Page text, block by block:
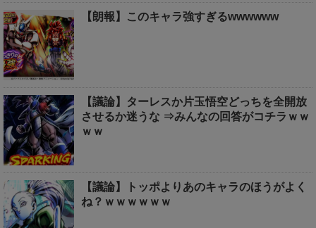
【朗報】このキャラ強すぎるwwwwww
【議論】ターレスか片玉悟空どっちを全開放
させるか迷うな ⇒みんなの回答がコチラｗｗ
ｗｗ
【議論】トッポよりあのキャラのほうがよく
ね？ｗｗｗｗｗｗ